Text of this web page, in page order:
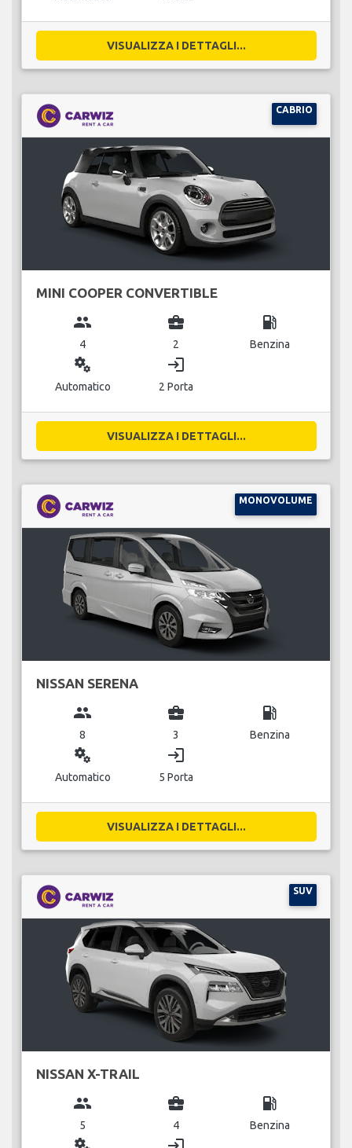
VISUALIZZA I DETTAGLI...
CABRIO
MINI COOPER CONVERTIBLE
group
4
business_center
2
local_gas_station
Benzina
miscellaneous_services
Automatico
login
2 Porta
VISUALIZZA I DETTAGLI...
MONOVOLUME
NISSAN SERENA
group
8
business_center
3
local_gas_station
Benzina
miscellaneous_services
Automatico
login
5 Porta
VISUALIZZA I DETTAGLI...
SUV
NISSAN X-TRAIL
group
5
business_center
4
local_gas_station
Benzina